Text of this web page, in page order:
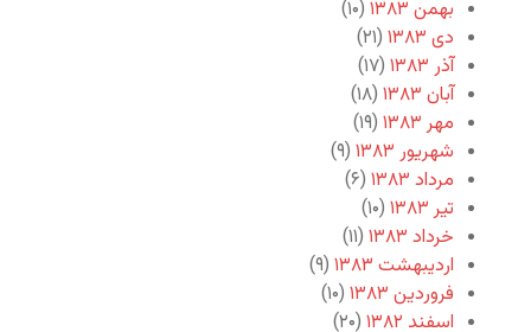
بهمن ۱۳۸۳
(۱۰)
دی ۱۳۸۳
(۲۱)
آذر ۱۳۸۳
(۱۷)
آبان ۱۳۸۳
(۱۸)
مهر ۱۳۸۳
(۱۹)
شهریور ۱۳۸۳
(۹)
مرداد ۱۳۸۳
(۶)
تیر ۱۳۸۳
(۱۰)
خرداد ۱۳۸۳
(۱۱)
اردیبهشت ۱۳۸۳
(۹)
فروردین ۱۳۸۳
(۱۰)
اسفند ۱۳۸۲
(۲۰)